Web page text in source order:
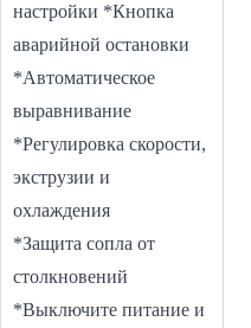
настройки *Кнопка
аварийной остановки
*Автоматическое
выравнивание
*Регулировка скорости,
экструзии и
охлаждения
*Защита сопла от
столкновений
*Выключите питание и